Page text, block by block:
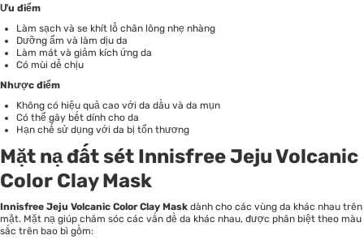
Ưu điểm
Làm sạch và se khít lỗ chân lông nhẹ nhàng
Dưỡng ẩm và làm dịu da
Làm mát và giảm kích ứng da
Có mùi dễ chịu
Nhược điểm
Không có hiệu quả cao với da dầu và da mụn
Có thể gây bết dính cho da
Hạn chế sử dụng với da bị tổn thương
Mặt nạ đất sét Innisfree Jeju Volcanic
Color Clay Mask
Innisfree Jeju Volcanic Color Clay Mask dành cho các vùng da khác nhau trên
mặt. Mặt nạ giúp chăm sóc các vấn đề da khác nhau, được phân biệt theo màu
sắc trên bao bì gồm: